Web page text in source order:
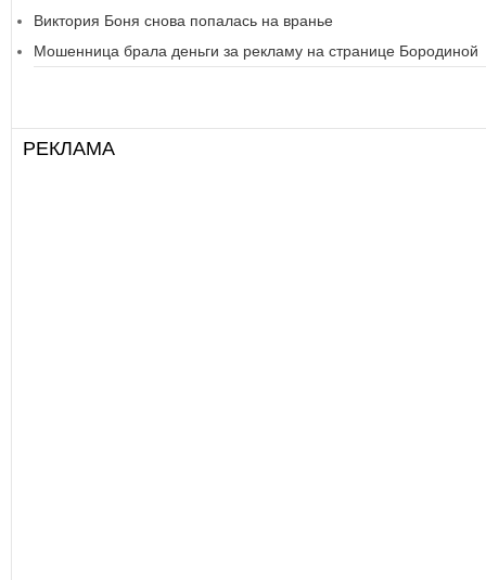
Виктория Боня снова попалась на вранье
Мошенница брала деньги за рекламу на странице Бородиной
РЕКЛАМА